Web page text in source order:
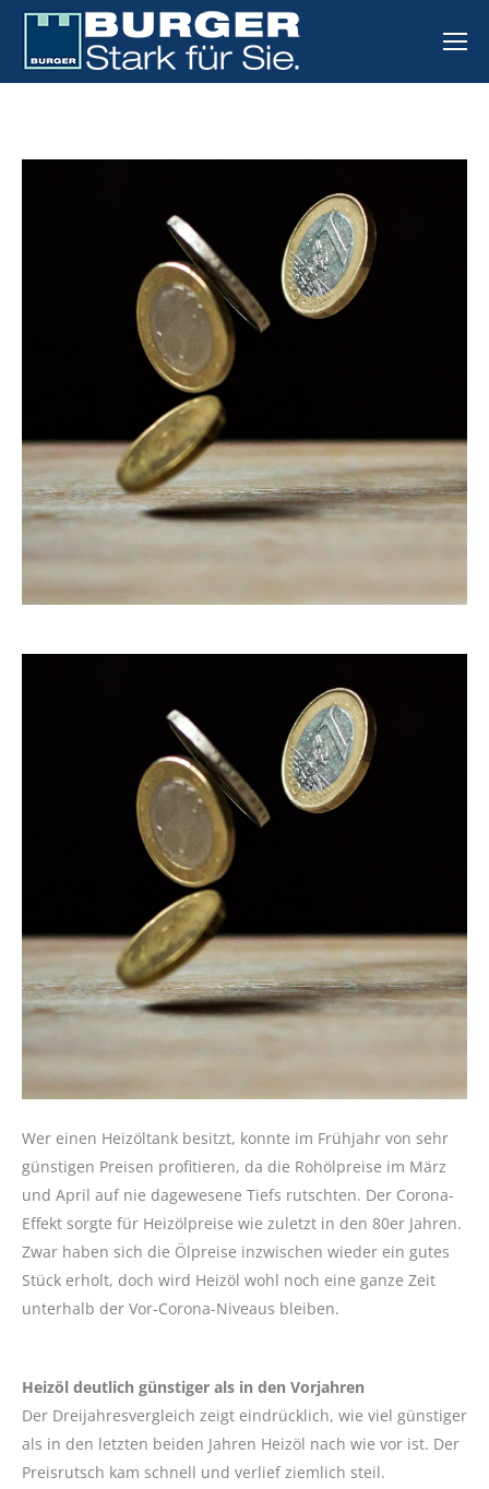
Wer einen Heizöltank besitzt, konnte im Frühjahr von sehr
günstigen Preisen profitieren, da die Rohölpreise im März
und April auf nie dagewesene Tiefs rutschten. Der Corona-
Effekt sorgte für Heizölpreise wie zuletzt in den 80er Jahren.
Zwar haben sich die Ölpreise inzwischen wieder ein gutes
Stück erholt, doch wird Heizöl wohl noch eine ganze Zeit
unterhalb der Vor-Corona-Niveaus bleiben.
Heizöl deutlich günstiger als in den Vorjahren
Der Dreijahresvergleich zeigt eindrücklich, wie viel günstiger
als in den letzten beiden Jahren Heizöl nach wie vor ist. Der
Preisrutsch kam schnell und verlief ziemlich steil.